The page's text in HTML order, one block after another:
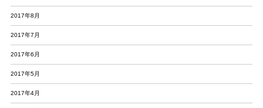
2017年8月
2017年7月
2017年6月
2017年5月
2017年4月